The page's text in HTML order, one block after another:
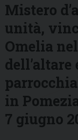
Mistero
unità,
Omelia
dell’altare
in
7 giugno